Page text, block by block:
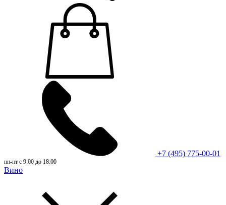
+7 (495) 775-00-01
пн-пт с 9:00 до 18:00
Вино